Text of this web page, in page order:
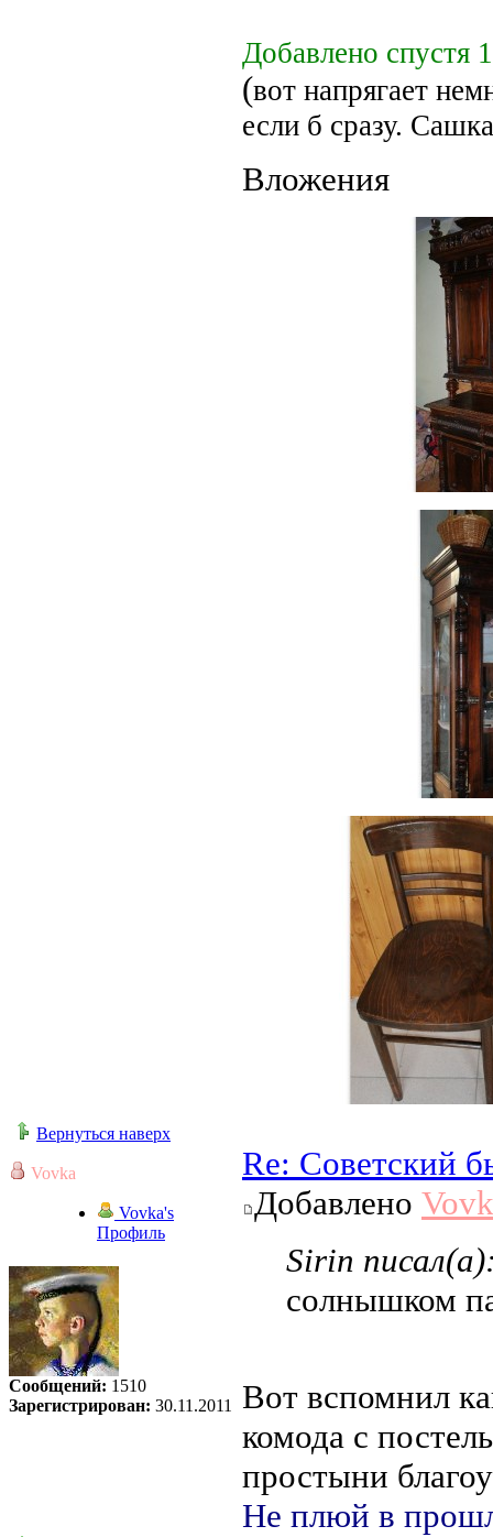
Добавлено спустя
(вот напрягает
если б сразу.
Вложения
Вернуться наверх
Vovka
Vovka's
Профиль
Сообщений: 1510
Зарегистрирован: 30.11.2011
Re: Советский
Добавлено
Sirin
солнышком
Вот вспомнил
комода с
простыни
Не плюй в